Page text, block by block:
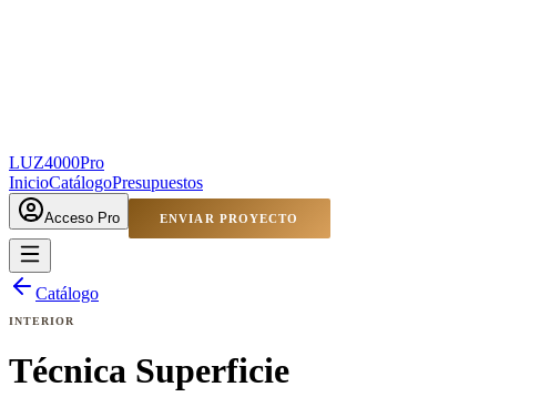
LUZ4000Pro
InicioCatálogoPresupuestos
Acceso Pro ENVIAR PROYECTO
Catálogo
INTERIOR
Técnica Superficie